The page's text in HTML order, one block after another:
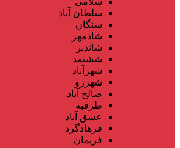
سلطان آباد
سنگان
شادمهر
شاندیز
ششتمد
شهرآباد
شهرزو
صالح آباد
طرقبه
عشق آباد
فرهادگرد
فریمان